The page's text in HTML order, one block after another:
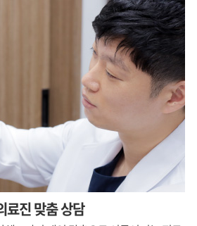
료진 맞춤 상담